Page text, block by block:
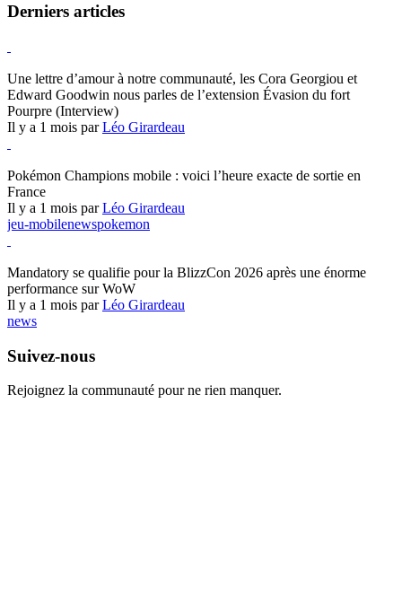
Derniers articles
Une lettre d’amour à notre communauté, les Cora Georgiou et
Edward Goodwin nous parles de l’extension Évasion du fort
Pourpre (Interview)
Il y a 1 mois parLéo Girardeau
Pokémon Champions mobile : voici l’heure exacte de sortie en
France
Il y a 1 mois parLéo Girardeau
jeu-mobilenewspokemon
Mandatory se qualifie pour la BlizzCon 2026 après une énorme
performance sur WoW
Il y a 1 mois parLéo Girardeau
news
Suivez-nous
Rejoignez la communauté pour ne rien manquer.